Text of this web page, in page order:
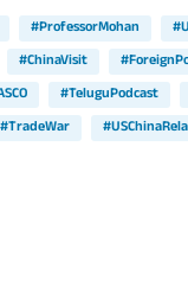
#ProfessorMohan
#ChinaVisit
#TeluguPodcast
#TradeWar